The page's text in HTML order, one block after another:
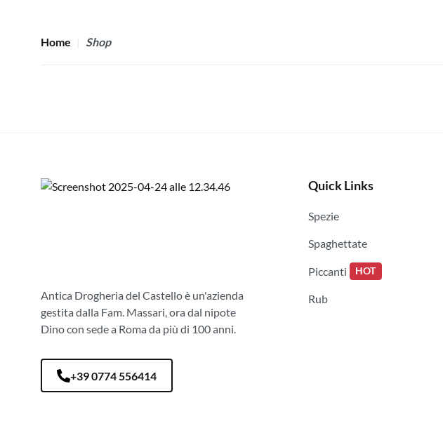
Home Shop
Antica Drogheria del Castello è un'azienda
gestita dalla Fam. Massari, ora dal nipote
Dino con sede a Roma da più di 100 anni.
+39 0774 556414
Quick Links
Spezie
Spaghettate
Piccanti HOT
Rub